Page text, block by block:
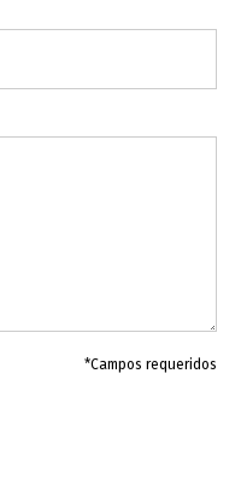
*Campos requeridos